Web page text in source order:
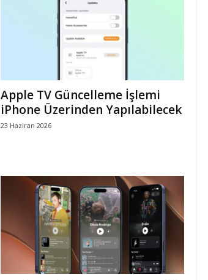
Apple TV Güncelleme İşlemi
iPhone Üzerinden Yapılabilecek
23 Haziran 2026